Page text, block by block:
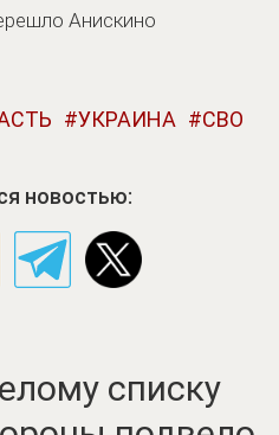
Анискино
УКРАИНА СВО
новостью:
списку